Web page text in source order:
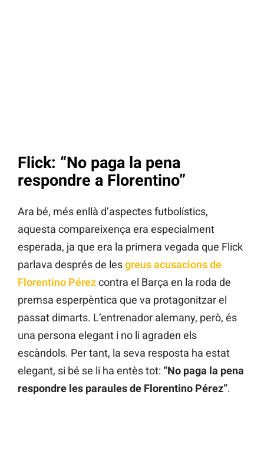
Flick: “No paga la pena
respondre a Florentino”
Ara bé, més enllà d’aspectes futbolístics,
aquesta compareixença era especialment
esperada, ja que era la primera vegada que Flick
parlava després de lesgreus acusacions de
Florentino Pérezcontra el Barça en la roda de
premsa esperpèntica que va protagonitzar el
passat dimarts. L’entrenador alemany, però, és
una persona elegant i no li agraden els
escàndols. Per tant, la seva resposta ha estat
elegant, si bé se li ha entès tot: “No paga la pena
respondre les paraules de Florentino Pérez”.